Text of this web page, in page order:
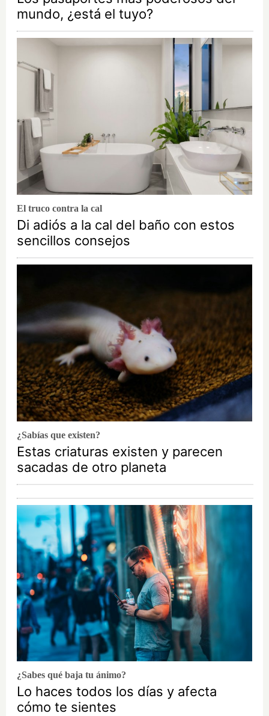
mundo, ¿está el tuyo?
El truco contra la cal
Di adiós a la cal del baño con estos
sencillos consejos
¿Sabías que existen?
Estas criaturas existen y parecen
sacadas de otro planeta
¿Sabes qué baja tu ánimo?
Lo haces todos los días y afecta
cómo te sientes